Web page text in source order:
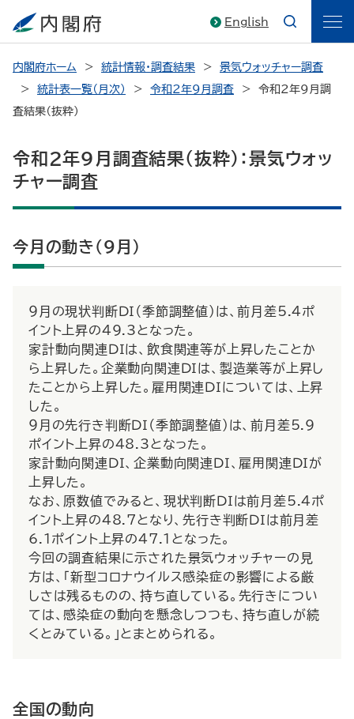
English
内閣府ホーム 統計情報・調査結果
景気ウォッチャー調査
統計表一覧（月次）
令和2年9月調査
令和2年9月調
査結果（抜粋）
令和2年9月調査結果（抜粋）：景気ウォッ
チャー調査
今月の動き（9月）
９月の現状判断ＤＩ（季節調整値）は、前月差5.4ポ
イント上昇の49.3となった。
家計動向関連ＤＩは、飲食関連等が上昇したことか
ら上昇した。企業動向関連ＤＩは、製造業等が上昇し
たことから上昇した。雇用関連ＤＩについては、上昇
した。
９月の先行き判断ＤＩ（季節調整値）は、前月差5.9
ポイント上昇の48.3となった。
家計動向関連ＤＩ、企業動向関連ＤＩ、雇用関連ＤＩが
上昇した。
なお、原数値でみると、現状判断ＤＩは前月差5.4ポ
イント上昇の48.7となり、先行き判断ＤＩは前月差
6.1ポイント上昇の47.1となった。
今回の調査結果に示された景気ウォッチャーの見
方は、「新型コロナウイルス感染症の影響による厳
しさは残るものの、持ち直している。先行きについ
ては、感染症の動向を懸念しつつも、持ち直しが続
くとみている。」とまとめられる。
全国の動向